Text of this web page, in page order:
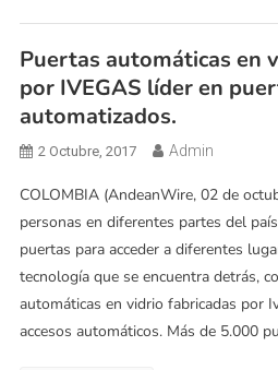
Puertas automáticas en
por IVEGAS líder en
automatizados.
2 Octubre, 2017 Admin
COLOMBIA (AndeanWire, 02 de
personas en diferentes partes del
puertas para acceder a diferentes
tecnología que se encuentra detrás,
automáticas en vidrio fabricadas por
accesos automáticos. Más de 5.000